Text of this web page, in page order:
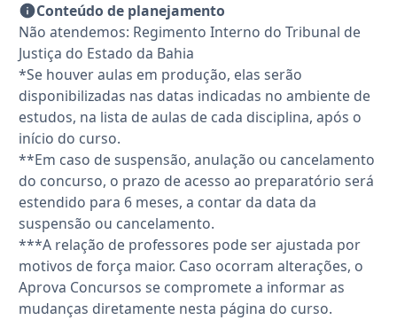
Conteúdo de planejamento
Não atendemos: Regimento Interno do Tribunal de
Justiça do Estado da Bahia
*Se houver aulas em produção, elas serão
disponibilizadas nas datas indicadas no ambiente de
estudos, na lista de aulas de cada disciplina, após o
início do curso.
**Em caso de suspensão, anulação ou cancelamento
do concurso, o prazo de acesso ao preparatório será
estendido para 6 meses, a contar da data da
suspensão ou cancelamento.
***A relação de professores pode ser ajustada por
motivos de força maior. Caso ocorram alterações, o
Aprova Concursos se compromete a informar as
mudanças diretamente nesta página do curso.